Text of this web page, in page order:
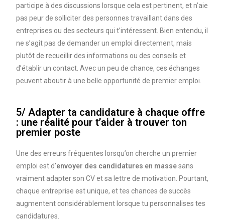
participe à des discussions lorsque cela est pertinent, et n’aie
pas peur de solliciter des personnes travaillant dans des
entreprises ou des secteurs qui t’intéressent. Bien entendu, il
ne s’agit pas de demander un emploi directement, mais
plutôt de recueillir des informations ou des conseils et
d’établir un contact. Avec un peu de chance, ces échanges
peuvent aboutir à une belle opportunité de premier emploi.
5/ Adapter ta candidature à chaque offre
: une réalité pour t’aider à trouver ton
premier poste
Une des erreurs fréquentes lorsqu’on cherche un premier
emploi est d’envoyer des candidatures en massesans
vraiment adapter son CV et sa lettre de motivation. Pourtant,
chaque entreprise est unique, et tes chances de succès
augmentent considérablement lorsque tu personnalises tes
candidatures.